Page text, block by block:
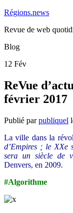
Régions.news
Revue de web
Blog
12 Fév
ReVue
février 2017
Publié parpubliquel
La ville dans la
d’Empires ; le XXe
sera un siècle de
Denvers, en 2009.
#Algorithme